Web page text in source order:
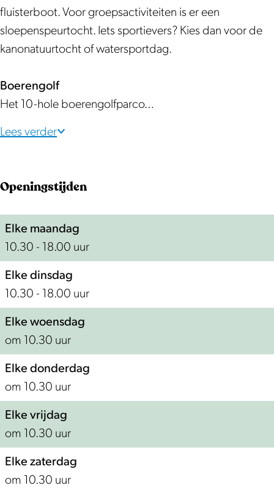
fluisterboot. Voor groepsactiviteiten is er een
sloepenspeurtocht. Iets sportievers? Kies dan voor de
kanonatuurtocht of watersportdag.
Boerengolf
Het 10-hole boerengolfparco…
Lees verder
Openingstijden
Elke maandag
10.30 - 18.00 uur
Elke dinsdag
10.30 - 18.00 uur
Elke woensdag
om 10.30 uur
Elke donderdag
om 10.30 uur
Elke vrijdag
om 10.30 uur
Elke zaterdag
om 10.30 uur